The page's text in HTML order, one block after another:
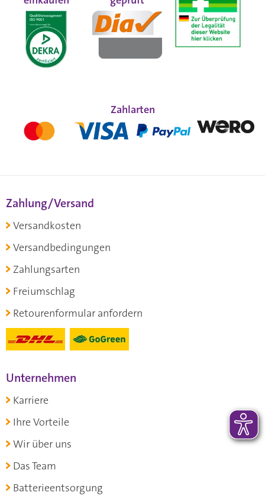
Zahlarten
Zahlung/Versand
Versandkosten
Versandbedingungen
Zahlungsarten
Freiumschlag
Retourenformular anfordern
Unternehmen
Karriere
Ihre Vorteile
Wir über uns
Das Team
Batterieentsorgung